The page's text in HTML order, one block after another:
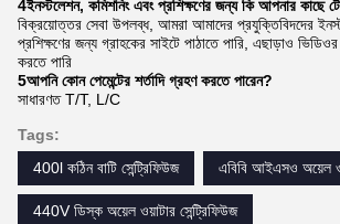
4ইনস্টলেশন, কমিশনিং এবং প্রশিক্ষণের জন্য কি আপনার কাছে
বিক্রয়োত্তর সেবা উপলব্ধ, আমরা আমাদের প্রযুক্তিবিদদের
প্রশিক্ষণের জন্য গ্রাহকের সাইটে পাঠাতে পারি, এছাড়াও
করতে পারি
5আপনি কোন পেমেন্টের শর্তাদি গ্রহণ করতে পারেন?
সাধারণত T/T, L/C
Tags:
400l কঠিন বাটি সেন্ট্রিফিউজ
এবিবি আইএসও অয়েল
440V ডিস্ক অয়েল ওয়াটার সেন্ট্রিফিউজ